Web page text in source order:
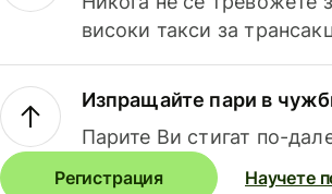
високи такси за
Изпращайте пари в
Парите Ви стигат по-
Регистрация Научете